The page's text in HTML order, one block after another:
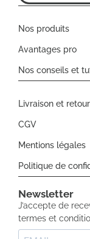
Nos produits
Avantages pro
Nos conseils et
Livraison et
CGV
Mentions légales
Politique de
Newsletter​
J’accepte de
termes et